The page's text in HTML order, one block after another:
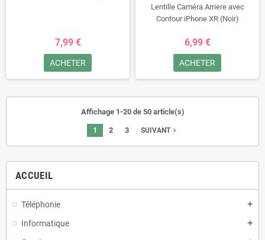
ACCUEIL
Téléphonie add
Informatique add
7,99 €
ACHETER
Lentille Caméra Arriere avec
Contour iPhone XR (Noir)
6,99 €
ACHETER
Affichage 1-20 de 50 article(s)
1 2 3 SUIVANTnavigate_next